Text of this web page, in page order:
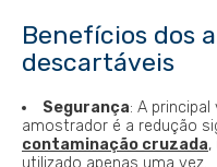
Benefícios dos
descartáveis
Segurança: A
amostrador é a redução
contaminação cruzada,
utilizado apenas uma vez.